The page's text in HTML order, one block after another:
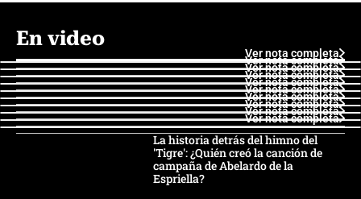
En video
Ver nota completa
Ver nota completa
Ver nota completa
Ver nota completa
Ver nota completa
Ver nota completa
Ver nota completa
Ver nota completa
Ver nota completa
Ver nota completa
La historia detrás del himno del
'Tigre': ¿Quién creó la canción de
campaña de Abelardo de la
Espriella?